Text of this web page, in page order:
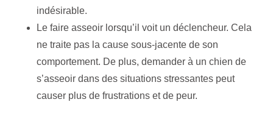
indésirable.
Le faire asseoir lorsqu’il voit un déclencheur. Cela
ne traite pas la cause sous-jacente de son
comportement. De plus, demander à un chien de
s’asseoir dans des situations stressantes peut
causer plus de frustrations et de peur.